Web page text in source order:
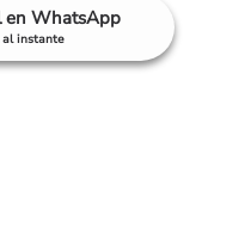
en WhatsApp
al instante